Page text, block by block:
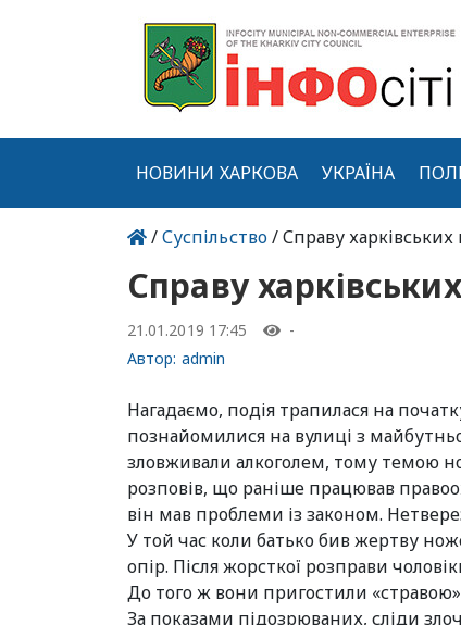
НОВИНИ ХАРКОВА УКРАЇНА
/Суспільство/ Справу харківських
Справу
21.01.2019 17:45
-
Автор: admin
Нагадаємо, подія трапилася на
познайомилися на вулиці з
зловживали алкоголем, тому темою
розповів, що раніше працював
він мав проблеми із законом.
У той час коли батько бив жертву
опір. Після жорсткої розправи
До того ж вони пригостили «стравою»
За показами підозрюваних, сліди